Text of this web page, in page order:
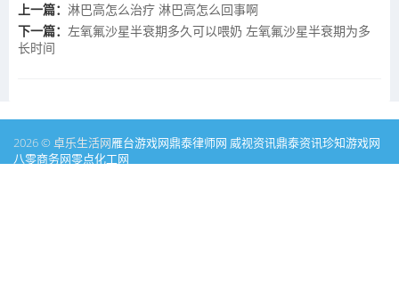
上一篇： 淋巴高怎么治疗 淋巴高怎么回事啊
下一篇： 左氧氟沙星半衰期多久可以喂奶 左氧氟沙星半衰期为多
长时间
2026 © 卓乐生活网雁台游戏网鼎泰律师网 威视资讯鼎泰资讯珍知游戏网
八零商务网零点化工网